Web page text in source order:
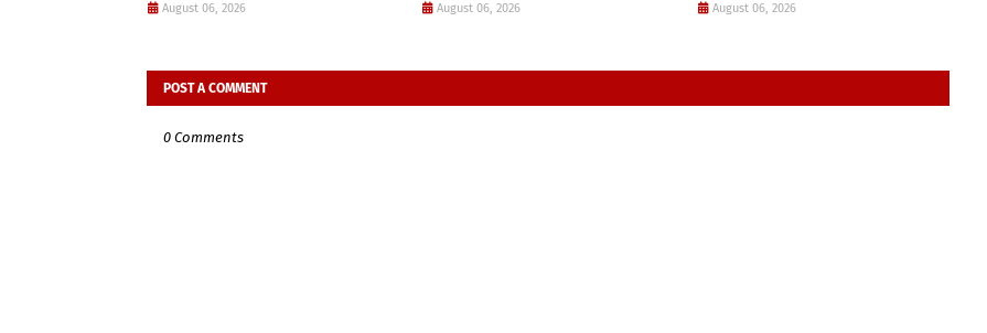
August 06, 2026 August 06, 2026 August 06, 2026
POST A COMMENT
0 Comments